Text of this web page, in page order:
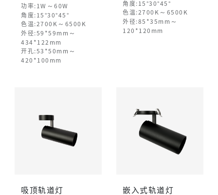
功率:1W ～ 60W
角度:15°30°45°
色温:2700K ～ 6500K
外径:59*59mm ～
434*122mm
开孔:53*50mm ～
420*100mm
角度:15°30°45°
色温:2700K ～ 6500K
外径:85*35mm ～
120*120mm
吸顶轨道灯 嵌入式轨道灯